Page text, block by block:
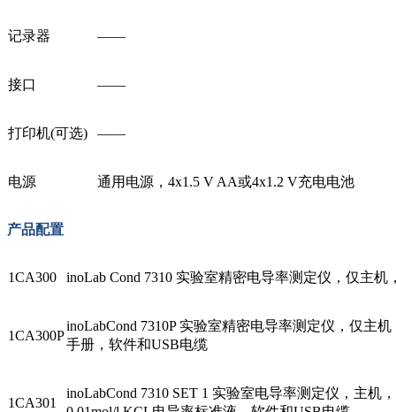
记录器 ——
接口 ——
打印机(可选) ——
电源 通用电源，4x1.5 V AA或4x1.2 V充电电池
产品配置
1CA300 inoLab Cond 7310 实验室精密电导率测定仪，仅主
1CA300P
inoLabCond 7310P 实验室精密电导率测定仪，仅主
手册，软件和USB电缆
1CA301
inoLabCond 7310 SET 1 实验室电导率测定仪，主机